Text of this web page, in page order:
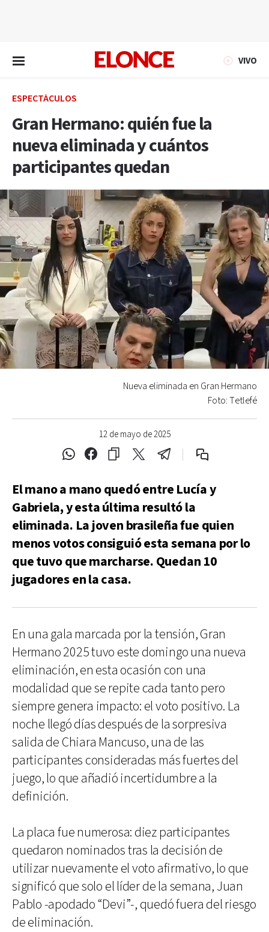
VIVO
ESPECTÁCULOS
Gran Hermano: quién fue la
nueva eliminada y cuántos
participantes quedan
12 de mayo de 2025
Nueva eliminada en Gran Hermano
Foto: Tetlefé
El mano a mano quedó entre Lucía y
Gabriela, y esta última resultó la
eliminada. La joven brasileña fue quien
menos votos consiguió esta semana por lo
que tuvo que marcharse. Quedan 10
jugadores en la casa.
En una gala marcada por la tensión, Gran
Hermano 2025 tuvo este domingo una nueva
eliminación, en esta ocasión con una
modalidad que se repite cada tanto pero
siempre genera impacto: el voto positivo. La
noche llegó días después de la sorpresiva
salida de Chiara Mancuso, una de las
participantes consideradas más fuertes del
juego, lo que añadió incertidumbre a la
definición.
La placa fue numerosa: diez participantes
quedaron nominados tras la decisión de
utilizar nuevamente el voto afirmativo, lo que
significó que solo el líder de la semana, Juan
Pablo -apodado “Devi”-, quedó fuera del riesgo
de eliminación.